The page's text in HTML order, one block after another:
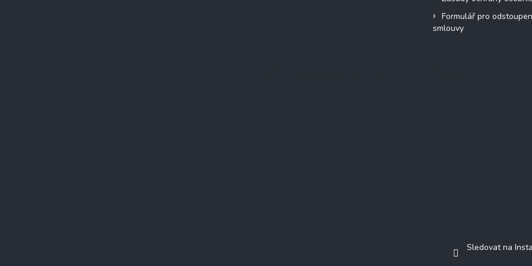
Formulář pro
smlouvy
Sledovat na